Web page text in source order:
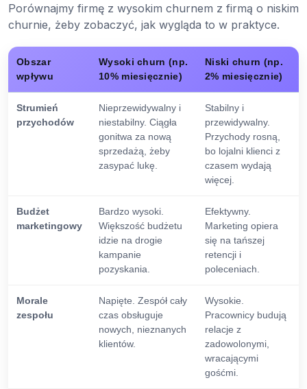
Porównajmy firmę z wysokim churnem z firmą o niskim
churnie, żeby zobaczyć, jak wygląda to w praktyce.
Obszar
wpływu
Wysoki churn (np.
10% miesięcznie)
Niski churn (np.
2% miesięcznie)
Strumień
przychodów
Nieprzewidywalny i
niestabilny. Ciągła
gonitwa za nową
sprzedażą, żeby
zasypać lukę.
Stabilny i
przewidywalny.
Przychody rosną,
bo lojalni klienci z
czasem wydają
więcej.
Budżet
marketingowy
Bardzo wysoki.
Większość budżetu
idzie na drogie
kampanie
pozyskania.
Efektywny.
Marketing opiera
się na tańszej
retencji i
poleceniach.
Morale
zespołu
Napięte. Zespół cały
czas obsługuje
nowych, nieznanych
klientów.
Wysokie.
Pracownicy budują
relacje z
zadowolonymi,
wracającymi
gośćmi.